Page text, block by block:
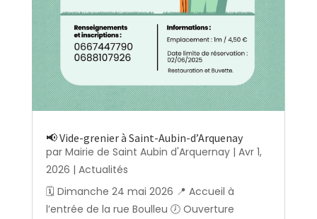
📢 Vide-grenier à Saint-Aubin-d’Arquenay
par Mairie de Saint Aubin d'Arquernay| Avr 1,
2026 | Actualités
🗓️ Dimanche 24 mai 2026 📍 Accueil à
l’entrée de la rue Boulleu 🕖 Ouverture